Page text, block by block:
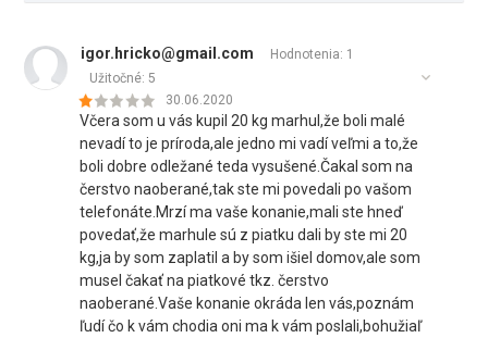
igor.hricko@gmail.com
Hodnotenia: 1
Užitočné: 5
30.06.2020
Včera som u vás kupil 20 kg marhul,že boli malé
nevadí to je príroda,ale jedno mi vadí veľmi a to,že
boli dobre odležané teda vysušené.Čakal som na
čerstvo naoberané,tak ste mi povedali po vašom
telefonáte.Mrzí ma vaše konanie,mali ste hneď
povedať,že marhule sú z piatku dali by ste mi 20
kg,ja by som zaplatil a by som išiel domov,ale som
musel čakať na piatkové tkz. čerstvo
naoberané.Vaše konanie okráda len vás,poznám
ľudí čo k vám chodia oni ma k vám poslali,bohužiaľ